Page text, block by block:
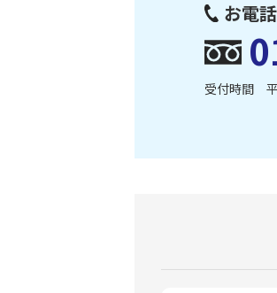
お電
受付時間 平